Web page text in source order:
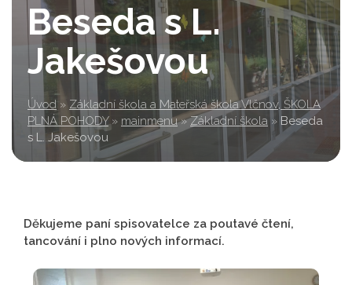
Beseda s L.
Jakešovou
Úvod » Základní škola a Mateřská škola Vlčnov, ŠKOLA
PLNÁ POHODY » mainmenu » Základní škola » Beseda
s L. Jakešovou
Děkujeme paní spisovatelce za poutavé čtení,
tancování i plno nových informací.